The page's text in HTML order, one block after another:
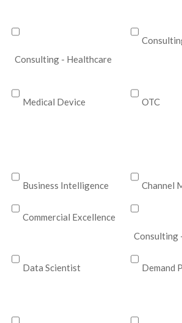
Consulting - Healthcare
Medical Device OTC
Business Intelligence Channel
Commercial Excellence
Consulting
Data Scientist Demand